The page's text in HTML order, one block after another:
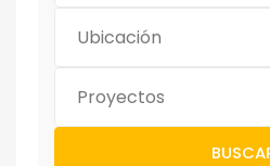
Ubicación
Proyectos